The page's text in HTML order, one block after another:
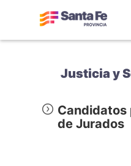
Justicia y
Candidatos
de Jurados